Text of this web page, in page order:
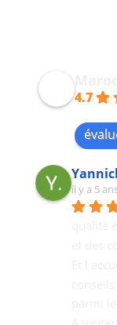
4.7
il y a 5